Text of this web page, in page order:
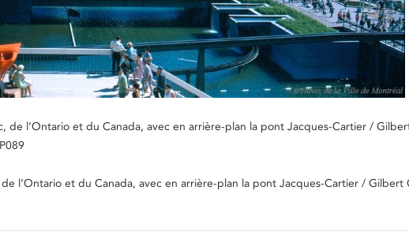
de l’Ontario et du Canada, avec en arrière-plan la pont Jacques-Cartier /
l’Ontario et du Canada, avec en arrière-plan la pont Jacques-Cartier / Gilbert